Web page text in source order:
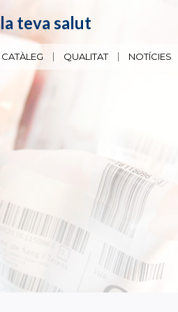
la teva salut
CATÀLEG QUALITAT NOTÍCIES